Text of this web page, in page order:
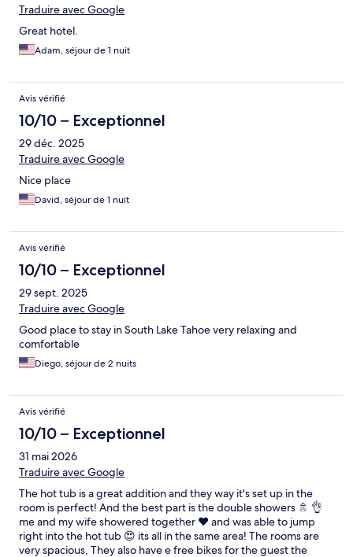
Traduire avec Google
Great hotel.
Adam, séjour de 1 nuit
Avis vérifié
10/10 – Exceptionnel
29 déc. 2025
Traduire avec Google
Nice place
David, séjour de 1 nuit
Avis vérifié
10/10 – Exceptionnel
29 sept. 2025
Traduire avec Google
Good place to stay in South Lake Tahoe very relaxing and
comfortable
Diego, séjour de 2 nuits
Avis vérifié
10/10 – Exceptionnel
31 mai 2026
Traduire avec Google
The hot tub is a great addition and they way it's set up in the
room is perfect! And the best part is the double showers 🚿 👌
me and my wife showered together ❤️ and was able to jump
right into the hot tub 😍 its all in the same area! The rooms are
very spacious, They also have e free bikes for the guest the